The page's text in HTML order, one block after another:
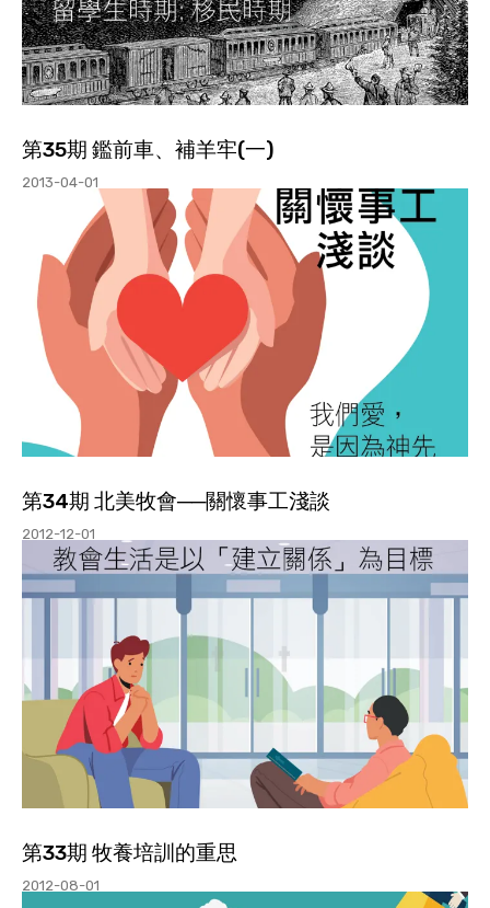
第35期 鑑前車、補羊牢(一)
2013-04-01
第34期 北美牧會──關懷事工淺談
2012-12-01
第33期 牧養培訓的重思
2012-08-01